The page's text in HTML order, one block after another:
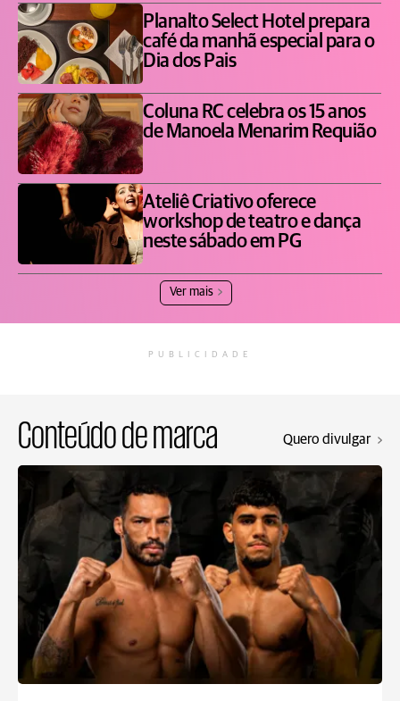
Planalto Select Hotel prepara
café da manhã especial para o
Dia dos Pais
Coluna RC celebra os 15 anos
de Manoela Menarim Requião
Ateliê Criativo oferece
workshop de teatro e dança
neste sábado em PG
Ver mais
PUBLICIDADE
Conteúdo de marca Quero divulgar